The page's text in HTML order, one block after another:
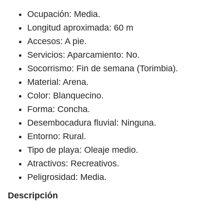
Ocupación: Media.
Longitud aproximada: 60 m
Accesos: A pie.
Servicios: Aparcamiento: No.
Socorrismo: Fin de semana (Torimbia).
Material: Arena.
Color: Blanquecino.
Forma: Concha.
Desembocadura fluvial: Ninguna.
Entorno: Rural.
Tipo de playa: Oleaje medio.
Atractivos: Recreativos.
Peligrosidad: Media.
Descripción